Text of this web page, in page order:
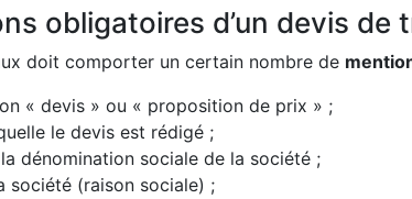
obligatoires d’un devis de
doit comporter un certain nombre de
« devis » ou « proposition de prix » ;
le devis est rédigé ;
la dénomination sociale de la société ;
société (raison sociale) ;